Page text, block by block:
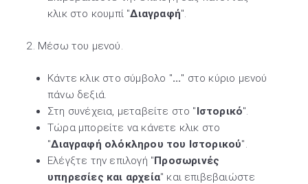
κλικ στο κουμπί "Διαγραφή".
2. Mέσω του μενού.
Κάντε κλικ στο σύμβολο "..." στο κύριο μενού
πάνω δεξιά.
Στη συνέχεια, μεταβείτε στο "Ιστορικό".
Τώρα μπορείτε να κάνετε κλικ στο
"Διαγραφή ολόκληρου του Ιστορικού".
Ελέγξτε την επιλογή "Προσωρινές
υπηρεσίες και αρχεία" και επιβεβαιώστε